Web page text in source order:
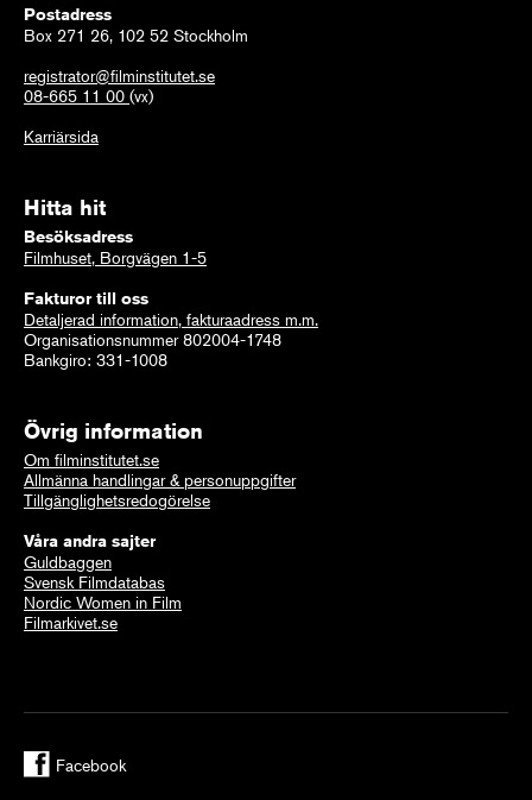
Postadress
Box 271 26, 102 52 Stockholm
registrator@filminstitutet.se
08-665 11 00 (vx)
Karriärsida
Hitta hit
Besöksadress
Filmhuset, Borgvägen 1-5
Fakturor till oss
Detaljerad information, fakturaadress m.m.
Organisationsnummer 802004-1748
Bankgiro: 331-1008
Övrig information
Om filminstitutet.se
Allmänna handlingar & personuppgifter
Tillgänglighetsredogörelse
Våra andra sajter
Guldbaggen
Svensk Filmdatabas
Nordic Women in Film
Filmarkivet.se
Facebook